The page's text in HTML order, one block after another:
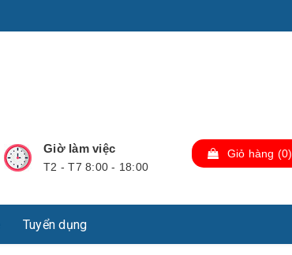
Giờ làm việc
T2 - T7 8:00 - 18:00
Giỏ hàng (0)
Tuyển dụng